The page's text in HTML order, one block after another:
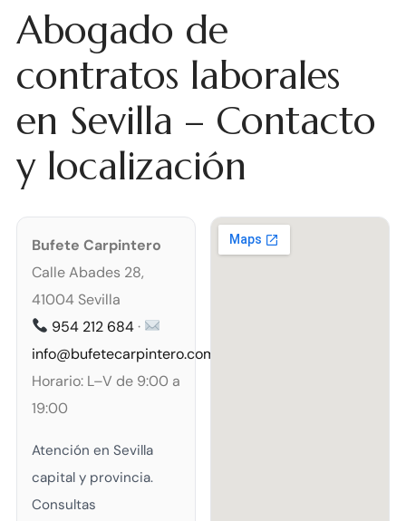
Abogado de
contratos laborales
en Sevilla – Contacto
y localización
Bufete Carpintero
Calle Abades 28,
41004 Sevilla
954 212 684·
info@bufetecarpintero.com
Horario: L–V de 9:00 a
19:00
Atención en Sevilla
capital y provincia.
Consultas